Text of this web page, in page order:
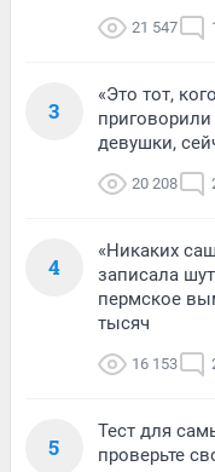
21 547
3
«Это тот,
приговорили
девушки,
20 208
4
«Никаких
записала
пермское
тысяч
16 153
5
Тест для
проверьте